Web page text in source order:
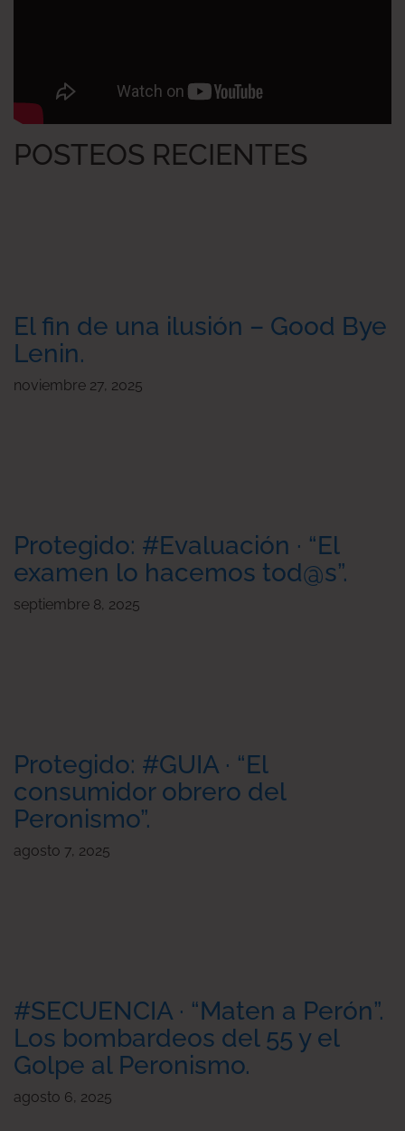
POSTEOS RECIENTES
El fin de una ilusión – Good Bye
Lenin.
noviembre 27, 2025
Protegido: #Evaluación · “El
examen lo hacemos tod@s”.
septiembre 8, 2025
Protegido: #GUIA · “El
consumidor obrero del
Peronismo”.
agosto 7, 2025
#SECUENCIA · “Maten a Perón”.
Los bombardeos del 55 y el
Golpe al Peronismo.
agosto 6, 2025